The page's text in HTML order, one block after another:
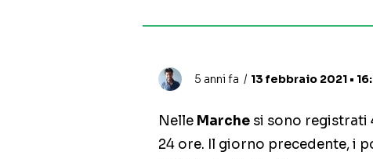
5 anni fa 13 febbraio 2021 •
Nelle Marche si sono registrati
24 ore. Il giorno precedente, i